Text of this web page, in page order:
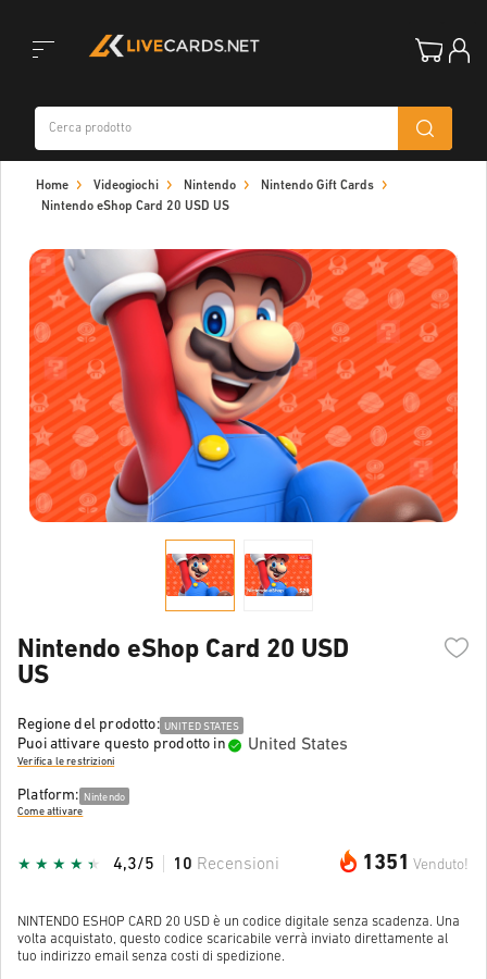
navigation
Home Videogiochi Nintendo
Nintendo Gift Cards
Nintendo eShop Card 20 USD US
Nintendo eShop Card 20 USD
US
Regione del prodotto: UNITED STATES
Puoi attivare questo prodotto in United States
Verifica le restrizioni
Platform: Nintendo
Come attivare
1351 Venduto!
4,3/5 10 Recensioni
NINTENDO ESHOP CARD 20 USD è un codice digitale senza scadenza. Una
volta acquistato, questo codice scaricabile verrà inviato direttamente al
tuo indirizzo email senza costi di spedizione.